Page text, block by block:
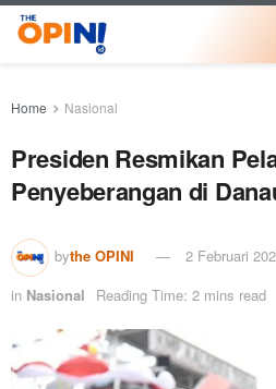
Home Nasional
Presiden Resmikan
Penyeberangan di
bythe OPINI
2 Februari
in Nasional Reading Time: 2 mins read